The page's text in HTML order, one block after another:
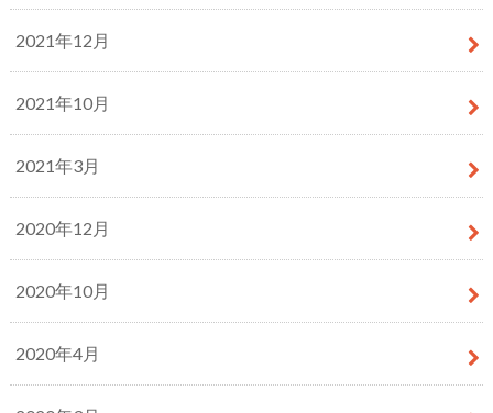
2021年12月
2021年10月
2021年3月
2020年12月
2020年10月
2020年4月